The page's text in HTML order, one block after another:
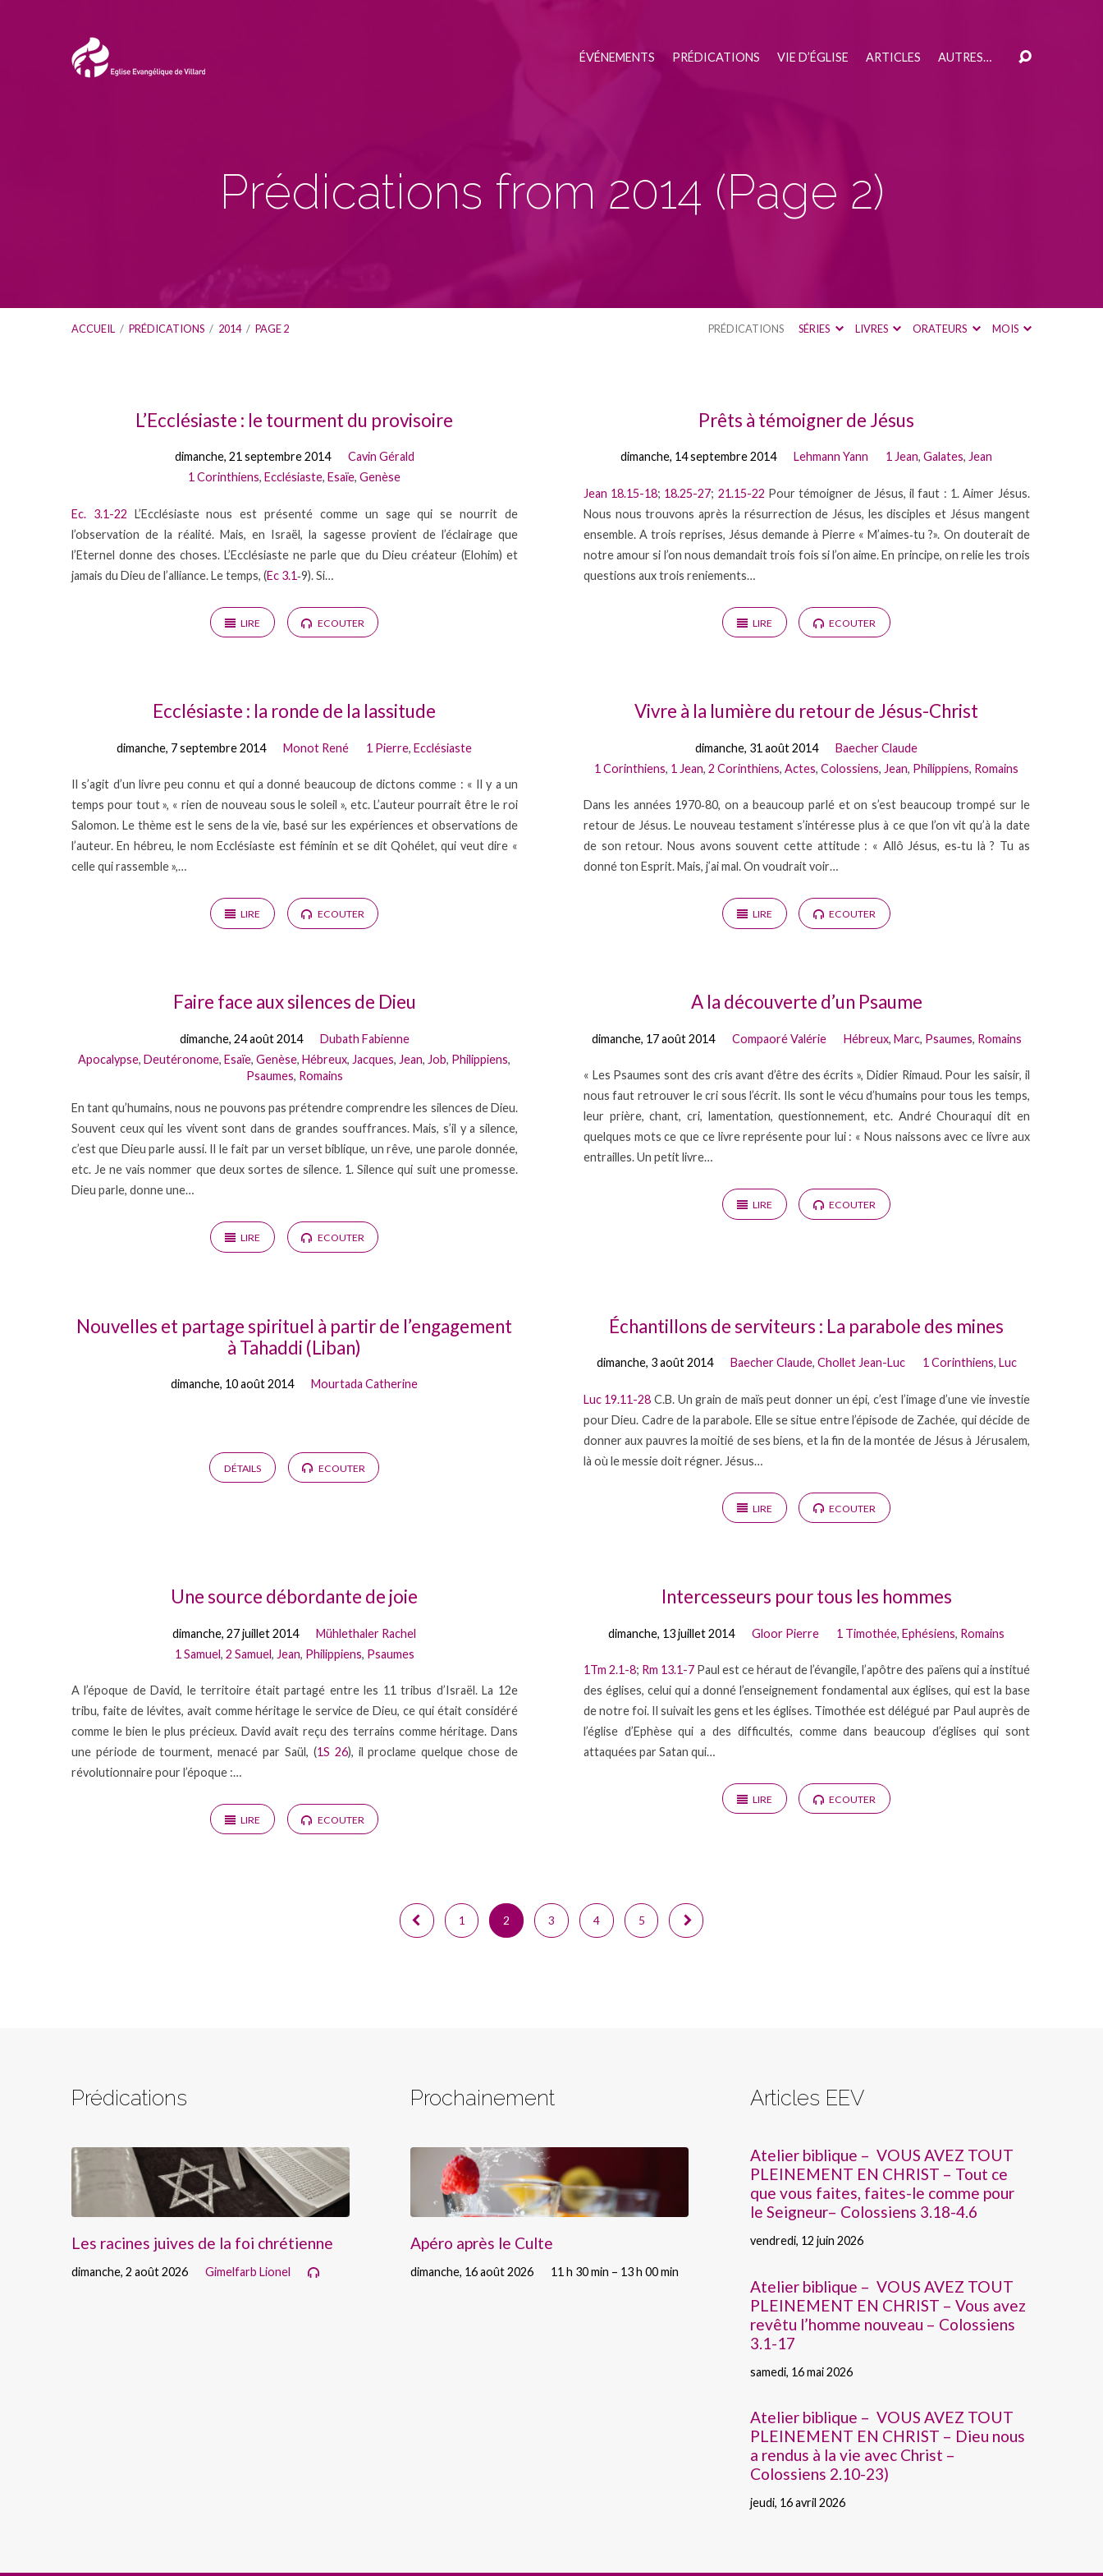
ÉVÉNEMENTS PRÉDICATIONS VIE D’ÉGLISE ARTICLES AUTRES…
Prédications from 2014 (Page 2)
ACCUEIL / PRÉDICATIONS / 2014 / PAGE 2 PRÉDICATIONS SÉRIES LIVRES ORATEURS MOIS
Prédications
2014
(Page
L’Ecclésiaste : le tourment du provisoire
dimanche, 21 septembre 2014
Cavin Gérald
1 Corinthiens, Ecclésiaste, Esaïe,Genèse
Ec. 3.1-22 L’Ecclésiaste nous est présenté comme un sage qui se nourrit de
l’observation de la réalité. Mais, en Israël, la sagesse provient de l’éclairage que
l’Eternel donne des choses. L’Ecclésiaste ne parle que du Dieu créateur (Elohim) et
jamais du Dieu de l’alliance. Le temps, (Ec 3.1‐9). Si…
LIRE ECOUTER
Prêts à témoigner de Jésus
dimanche, 14 septembre 2014 Lehmann Yann 1 Jean,Galates,Jean
Jean 18.15-18; 18.25-27; 21.15-22 Pour témoigner de Jésus, il faut : 1. Aimer Jésus.
Nous nous trouvons après la résurrection de Jésus, les disciples et Jésus mangent
ensemble. A trois reprises, Jésus demande à Pierre « M’aimes‐tu ?». On douterait de
notre amour si l’on nous demandait trois fois si l’on aime. En principe, on relie les trois
questions aux trois reniements…
LIRE ECOUTER
Ecclésiaste : la ronde de la lassitude
dimanche, 7 septembre 2014 Monot René 1 Pierre,Ecclésiaste
Il s’agit d’un livre peu connu et qui a donné beaucoup de dictons comme : « Il y a un
temps pour tout », « rien de nouveau sous le soleil », etc. L’auteur pourrait être le roi
Salomon. Le thème est le sens de la vie, basé sur les expériences et observations de
l’auteur. En hébreu, le nom Ecclésiaste est féminin et se dit Qohélet, qui veut dire «
celle qui rassemble »,…
LIRE ECOUTER
Vivre à la lumière du retour de Jésus-Christ
dimanche, 31 août 2014
Baecher Claude
1 Corinthiens, 1 Jean,2 Corinthiens,Actes,Colossiens, Jean, Philippiens, Romains
Dans les années 1970‐80, on a beaucoup parlé et on s’est beaucoup trompé sur le
retour de Jésus. Le nouveau testament s’intéresse plus à ce que l’on vit qu’à la date
de son retour. Nous avons souvent cette attitude : « Allô Jésus, es‐tu là ? Tu as
donné ton Esprit. Mais, j’ai mal. On voudrait voir…
LIRE ECOUTER
Faire face aux silences de Dieu
dimanche, 24 août 2014
Dubath Fabienne
Apocalypse,Deutéronome,Esaïe,Genèse,Hébreux, Jacques, Jean, Job, Philippiens,
Psaumes, Romains
En tant qu’humains, nous ne pouvons pas prétendre comprendre les silences de Dieu.
Souvent ceux qui les vivent sont dans de grandes souffrances. Mais, s’il y a silence,
c’est que Dieu parle aussi. Il le fait par un verset biblique, un rêve, une parole donnée,
etc. Je ne vais nommer que deux sortes de silence. 1. Silence qui suit une promesse.
Dieu parle, donne une…
LIRE ECOUTER
A la découverte d’un Psaume
dimanche, 17 août 2014 Compaoré Valérie Hébreux, Marc, Psaumes, Romains
« Les Psaumes sont des cris avant d’être des écrits », Didier Rimaud. Pour les saisir, il
nous faut retrouver le cri sous l’écrit. Ils sont le vécu d’humains pour tous les temps,
leur prière, chant, cri, lamentation, questionnement, etc. André Chouraqui dit en
quelques mots ce que ce livre représente pour lui : « Nous naissons avec ce livre aux
entrailles. Un petit livre…
LIRE ECOUTER
Nouvelles et partage spirituel à partir de l’engagement
à Tahaddi (Liban)
dimanche, 10 août 2014 Mourtada Catherine
DÉTAILS ECOUTER
Échantillons de serviteurs : La parabole des mines
dimanche, 3 août 2014 Baecher Claude, Chollet Jean-Luc 1 Corinthiens, Luc
Luc 19.11-28 C.B. Un grain de maïs peut donner un épi, c’est l’image d’une vie investie
pour Dieu. Cadre de la parabole. Elle se situe entre l’épisode de Zachée, qui décide de
donner aux pauvres la moitié de ses biens, et la fin de la montée de Jésus à Jérusalem,
là où le messie doit régner. Jésus…
LIRE ECOUTER
Une source débordante de joie
dimanche, 27 juillet 2014
Mühlethaler Rachel
1 Samuel, 2 Samuel, Jean, Philippiens, Psaumes
A l’époque de David, le territoire était partagé entre les 11 tribus d’Israël. La 12e
tribu, faite de lévites, avait comme héritage le service de Dieu, ce qui était considéré
comme le bien le plus précieux. David avait reçu des terrains comme héritage. Dans
une période de tourment, menacé par Saül, (1S 26), il proclame quelque chose de
révolutionnaire pour l’époque :…
LIRE ECOUTER
Intercesseurs pour tous les hommes
dimanche, 13 juillet 2014 Gloor Pierre 1 Timothée,Ephésiens, Romains
1Tm 2.1-8; Rm 13.1-7 Paul est ce héraut de l’évangile, l’apôtre des païens qui a institué
des églises, celui qui a donné l’enseignement fondamental aux églises, qui est la base
de notre foi. Il suivait les gens et les églises. Timothée est délégué par Paul auprès de
l’église d’Ephèse qui a des difficultés, comme dans beaucoup d’églises qui sont
attaquées par Satan qui…
LIRE ECOUTER
1 2 3 4 5
Prédications
Les racines juives de la foi chrétienne
dimanche, 2 août 2026 Gimelfarb Lionel
Prochainement
Apéro après le Culte
dimanche, 16 août 2026 11 h 30 min – 13 h 00 min
Articles EEV
Atelier biblique – VOUS AVEZ TOUT
PLEINEMENT EN CHRIST – Tout ce
que vous faites, faites-le comme pour
le Seigneur– Colossiens 3.18-4.6
vendredi, 12 juin 2026
Atelier biblique – VOUS AVEZ TOUT
PLEINEMENT EN CHRIST – Vous avez
revêtu l’homme nouveau – Colossiens
3.1-17
samedi, 16 mai 2026
Atelier biblique – VOUS AVEZ TOUT
PLEINEMENT EN CHRIST – Dieu nous
a rendus à la vie avec Christ –
Colossiens 2.10-23)
jeudi, 16 avril 2026